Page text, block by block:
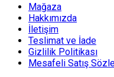
Mağaza
Hakkımızda
İletişim
Teslimat ve İade
Gizlilik Politikası
Mesafeli Satış